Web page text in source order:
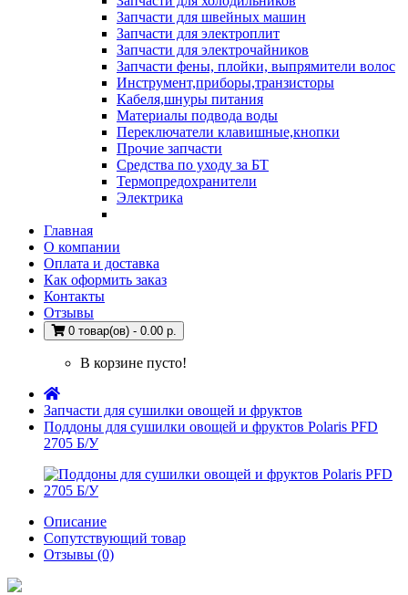
Запчасти для швейных машин
Запчасти для электроплит
Запчасти для электрочайников
Запчасти фены, плойки, выпрямители волос
Инструмент,приборы,транзисторы
Кабеля,шнуры питания
Материалы подвода воды
Переключатели клавишные,кнопки
Прочие запчасти
Средства по уходу за БТ
Термопредохранители
Электрика
Главная
О компании
Оплата и доставка
Как оформить заказ
Контакты
Отзывы
0 товар(ов) - 0.00 р.
В корзине пусто!
Запчасти для сушилки овощей и фруктов
Поддоны для сушилки овощей и фруктов Polaris PFD
2705 Б/У
Описание
Сопутствующий товар
Отзывы (0)